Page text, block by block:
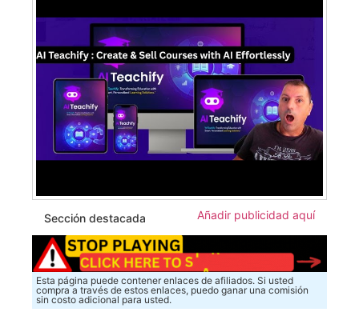
Sección destacada Añadir publicidad aquí
Esta página puede contener enlaces de afiliados. Si usted
compra a través de estos enlaces, puedo ganar una comisión
sin costo adicional para usted.